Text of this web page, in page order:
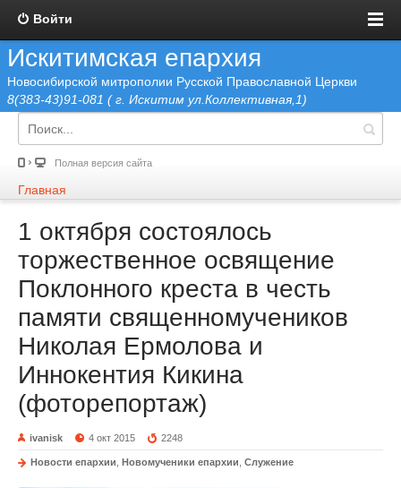
Войти
Искитимская епархия
Новосибирской митрополии Русской Православной Церкви
8(383-43)91-081 ( г. Искитим ул.Коллективная,1)
Полная версия сайта
Главная
1 октября состоялось
торжественное освящение
Поклонного креста в честь
памяти священномучеников
Николая Ермолова и
Иннокентия Кикина
(фоторепортаж)
ivanisk 4 окт 2015 2248
Новости епархии Новомученики епархии Служение